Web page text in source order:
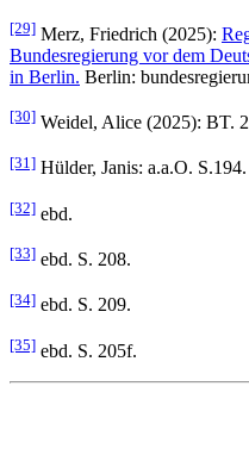
[29] Merz, Friedrich (2025):
Bundesregierung vor dem
in Berlin. Berlin:
[30] Weidel, Alice (2025): BT.
[31] Hülder, Janis: a.a.O. S.194.
[32] ebd.
[33] ebd. S. 208.
[34] ebd. S. 209.
[35] ebd. S. 205f.